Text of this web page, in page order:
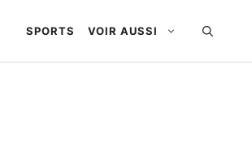
SPORTS VOIR AUSSI